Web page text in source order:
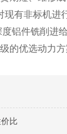
非标机进
铝件铣削
的优选动力方
比